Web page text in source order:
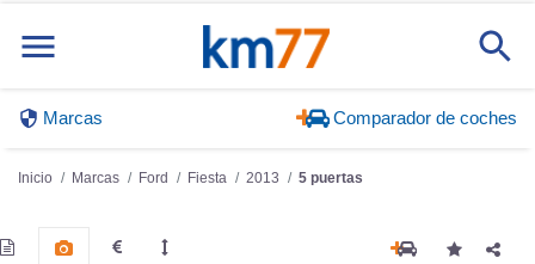
Marcas Comparador de coches
Inicio Marcas Ford Fiesta 2013 5 puertas